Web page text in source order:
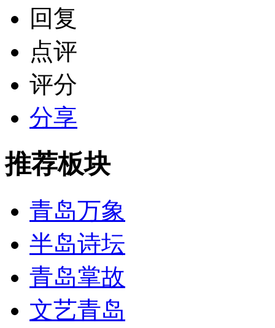
回复
点评
评分
分享
推荐板块
青岛万象
半岛诗坛
青岛掌故
文艺青岛